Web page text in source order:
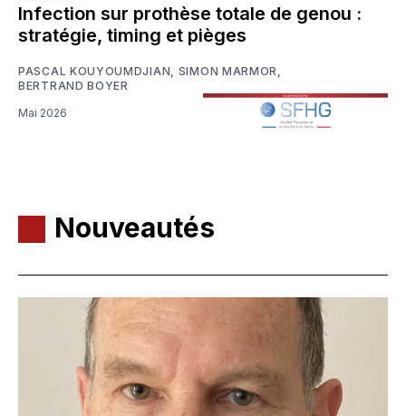
Infection sur prothèse totale de genou :
stratégie, timing et pièges
PASCAL KOUYOUMDJIAN, SIMON MARMOR,
BERTRAND BOYER
Mai 2026
Nouveautés